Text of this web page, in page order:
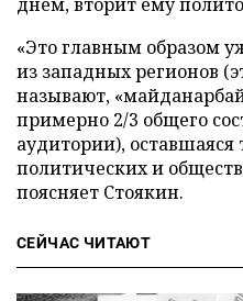
«Это главным образом
из западных регионов
называют,
примерно 2/3 общего
аудитории), оставшаяся
политических и
поясняет Стоякин.
СЕЙЧАС ЧИТАЮТ